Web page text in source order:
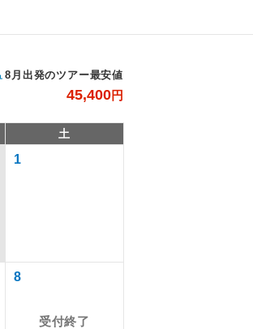
8 月出発のツアー最安値
45,400円
土
1
8
受付終了